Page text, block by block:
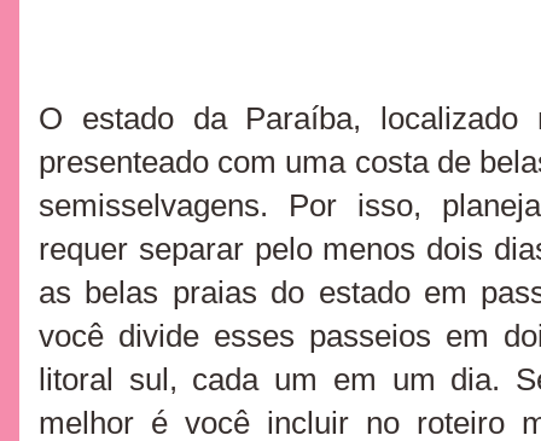
O estado da Paraíba,
presenteado com uma costa de
semisselvagens. Por isso,
requer separar pelo menos dois
as belas praias do estado em
você divide esses passeios em
litoral sul, cada um em um dia.
melhor é você incluir no roteiro